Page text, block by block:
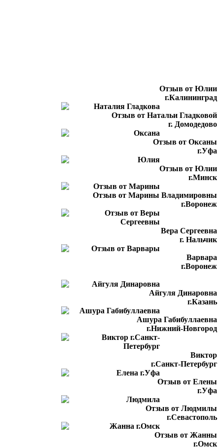
Отзыв от Юлии
г.Калининград
Отзыв от Натальи Гладковой
г. Домодедово
Отзыв от Оксаны
г.Уфа
Отзыв от Юлии
г.Минск
Отзыв от Марины Владимировны
г.Воронеж
Вера Сергеевна
г. Нальчик
Варвара
г.Воронеж
Айгуля Динаровна
г.Казань
Ашура Габибуллаевна
г.Нижний-Новгород
Виктор
г.Санкт-Петербург
Отзыв от Елены
г.Уфа
Отзыв от Людмилы
г.Севастополь
Отзыв от Жанны
г.Омск